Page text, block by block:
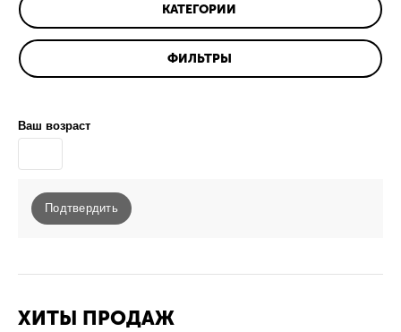
КАТЕГОРИИ
ФИЛЬТРЫ
Ваш возраст
Подтвердить
ХИТЫ ПРОДАЖ